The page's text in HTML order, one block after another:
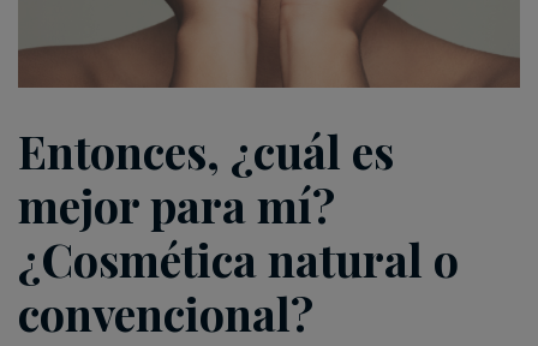
Entonces, ¿cuál es
mejor para mí?
¿Cosmética natural o
convencional?